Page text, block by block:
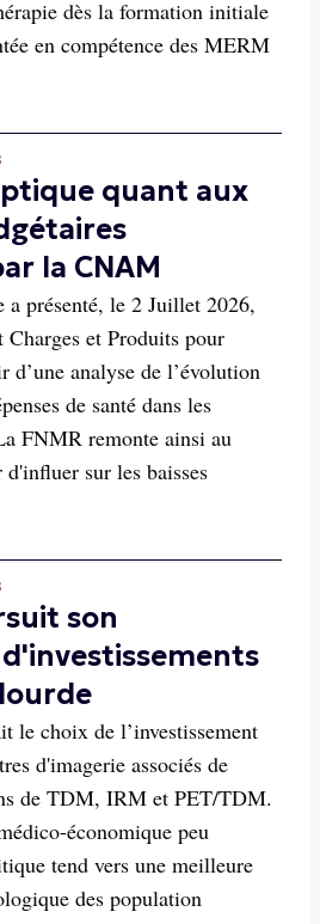
dès la formation initiale
en compétence des MERM
quant aux
la CNAM
a présenté, le 2 Juillet 2026,
et Produits pour
d’une analyse de l’évolution
de santé dans les
FNMR remonte ainsi au
d'influer sur les baisses
son
le choix de l’investissement
d'imagerie associés de
de TDM, IRM et PET/TDM.
économique peu
tend vers une meilleure
des population